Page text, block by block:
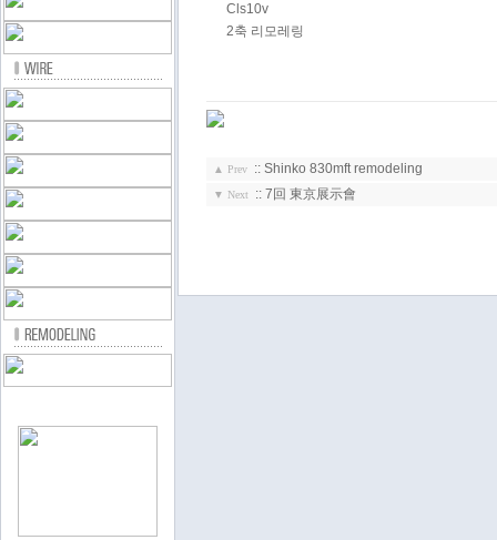
Cls10v
2축 리모레링
▲ Prev :: Shinko 830mft remodeling
▼ Next :: 7回 東京展示會